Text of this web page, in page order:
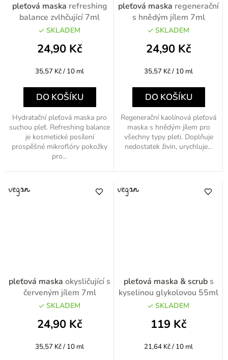
pleťová maska refreshing
balance zvlhčující 7ml
SKLADEM
24,90 Kč
Měrná
35,57 Kč / 10 ml
DO KOŠÍKU
Hydratační pleťová maska pro
suchou pleť. Refreshing balance
je kosmetické posílení
prospěšné mikroflóry pokožky
pro...
pleťová maska regenerační
s hnědým jílem 7ml
SKLADEM
24,90 Kč
Měrná
35,57 Kč / 10 ml
DO KOŠÍKU
Regenerační kaolínová pleťová
maska s hnědým jílem pro
všechny typy pleti. Doplňuje
nedostatek živin, urychluje...
pleťová maska okysličující s
červeným jílem 7ml
SKLADEM
24,90 Kč
Měrná
35,57 Kč / 10 ml
pleťová maska & scrub s
kyselinou glykolovou 55ml
SKLADEM
119 Kč
Měrná
21,64 Kč / 10 ml